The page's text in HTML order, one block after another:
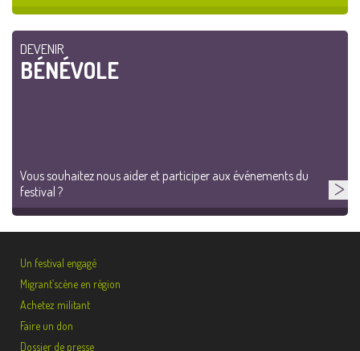
DEVENIR
BÉNÉVOLE
Vous souhaitez nous aider et participer aux événements du
festival ?
Un festival engagé
Migrant’scène en région
Achetez militant
Faire un don
Dossier de presse